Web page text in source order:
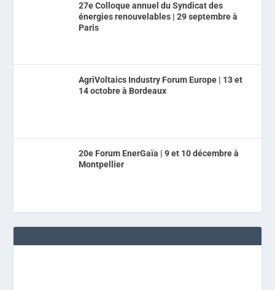
27e Colloque annuel du Syndicat des
énergies renouvelables | 29 septembre à
Paris
AgriVoltaics Industry Forum Europe | 13 et
14 octobre à Bordeaux
20e Forum EnerGaïa | 9 et 10 décembre à
Montpellier